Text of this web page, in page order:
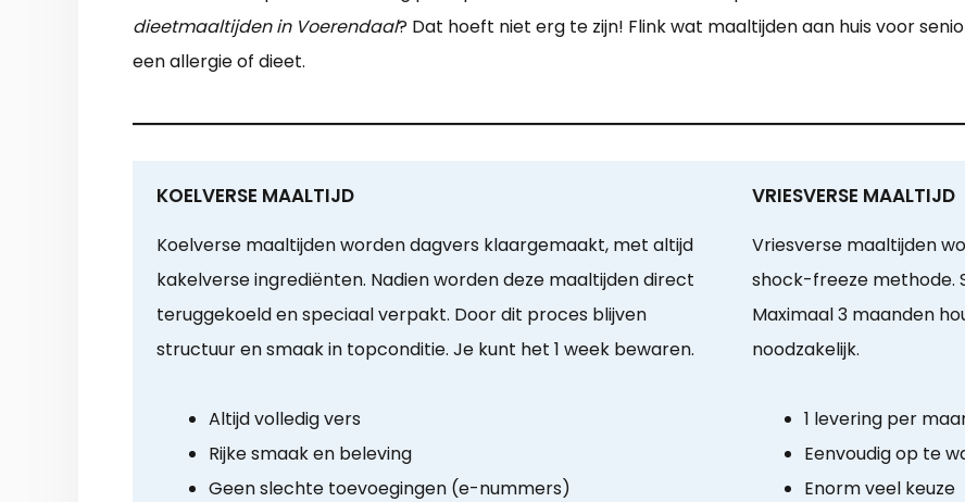
dieetmaaltijden in Voerendaal? Dat hoeft niet erg te zijn! Flink wat maaltijden aan huis voor
een allergie of dieet.
KOELVERSE MAALTIJD
Koelverse maaltijden worden dagvers klaargemaakt, met altijd
kakelverse ingrediënten. Nadien worden deze maaltijden direct
teruggekoeld en speciaal verpakt. Door dit proces blijven
structuur en smaak in topconditie. Je kunt het 1 week bewaren.
Altijd volledig vers
Rijke smaak en beleving
Geen slechte toevoegingen (e-nummers)
VRIESVERSE MAALTIJD
Vriesverse maaltijden
shock-freeze methode.
Maximaal 3 maanden
noodzakelijk.
1 levering per
Eenvoudig op te
Enorm veel keuze